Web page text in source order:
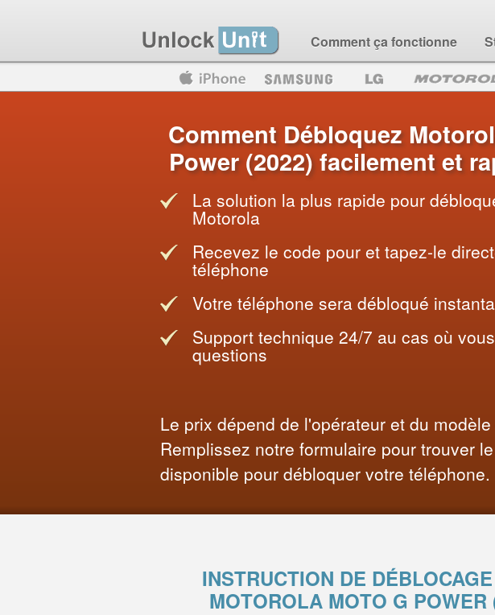
Comment ça fonctionne
Blackberry
Comment Débloquez
Power (2022) facilement et
La solution la plus rapide pour
Motorola
Recevez le code pour et tapez-le
téléphone
Votre téléphone sera débloqué
Support technique 24/7 au cas où
questions
Le prix dépend de l'opérateur et du
Remplissez notre formulaire pour trouver
disponible pour débloquer votre téléphone.
INSTRUCTION DE
MOTOROLA MOTO G POWER